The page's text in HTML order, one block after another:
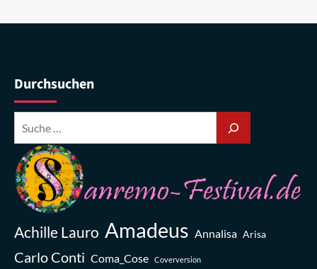
Durchsuchen
Achille Lauro Amadeus Annalisa Arisa
Carlo Conti Coma_Cose Coverversion